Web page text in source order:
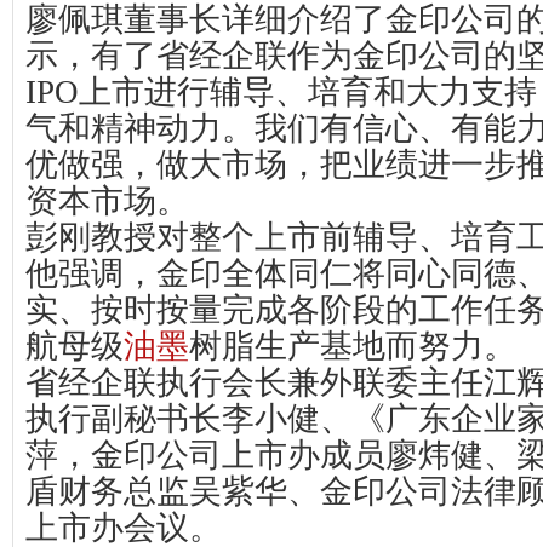
廖佩琪董事长详细介绍了金印公司
示，有了省经企联作为金印公司的
IPO上市进行辅导、培育和大力支
气和精神动力。我们有信心、有能
优做强，做大市场，把业绩进一步
资本市场。
彭刚教授对整个上市前辅导、培育
他强调，金印全体同仁将同心同德
实、按时按量完成各阶段的工作任
航母级油墨树脂生产基地而努力。
省经企联执行会长兼外联委主任江
执行副秘书长李小健、《广东企业
萍，金印公司上市办成员廖炜健、
盾财务总监吴紫华、金印公司法律
上市办会议。